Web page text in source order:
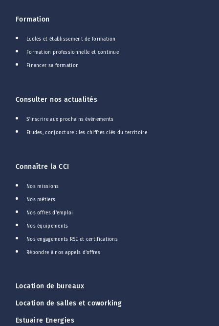
Formation
Ecoles et établissement de formation
Formation professionnelle et continue
Financer sa formation
Consulter nos actualités
S'inscrire aux prochains événements
Etudes, conjoncture : les chiffres clés du territoire
Connaître la CCI
Nos missions
Nos métiers
Nos offres d'emploi
Nos équipements
Nos engagements RSE et certifications
Répondre à nos appels d'offres
Location de bureaux
Location de salles et coworking
Estuaire Energies